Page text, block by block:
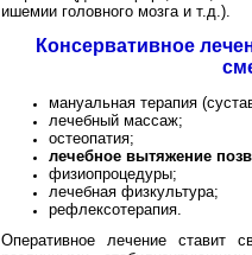
ишемии головного мозга и т.д.).
Консервативное
мануальная терапия
лечебный массаж;
остеопатия;
лечебное вытяжение
физиопроцедуры;
лечебная физкультура;
рефлексотерапия.
Оперативное лечение ставит